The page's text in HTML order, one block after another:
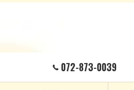
072-873-0039